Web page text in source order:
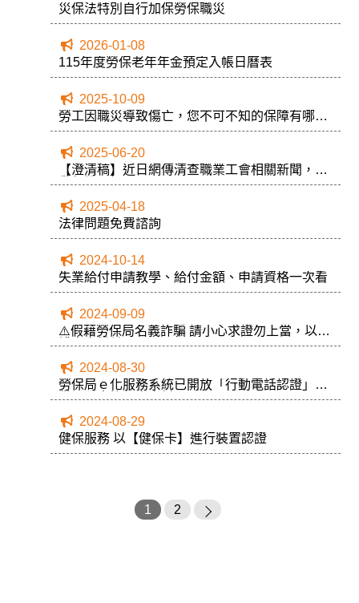
災保法特別自行加保勞保職災
2026-01-08
115年度勞保老年年金預定入帳日曆表
2025-10-09
勞工因職災導致傷亡，您不可不知的保障有哪
些？
2025-06-20
【澄清稿】近日網傳清查職業工會相關新聞，勞
動部說明如下
2025-04-18
法律問題免費諮詢
2024-10-14
失業給付申請教學、給付金額、申請資格一次看
2024-09-09
⚠️假藉勞保局名義詐騙 請小心求證勿上當，以維
護自身權益⚠️
2024-08-30
勞保局ｅ化服務系統已開放「行動電話認證」提
供民眾查詢個人資料：
2024-08-29
健保服務 以【健保卡】進行裝置認證
1 2